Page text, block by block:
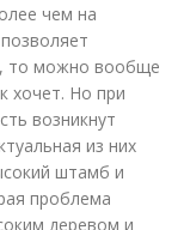
чем на
то можно вообще
хочет. Но при
возникнут
из них
штамб и
проблема
деревом и